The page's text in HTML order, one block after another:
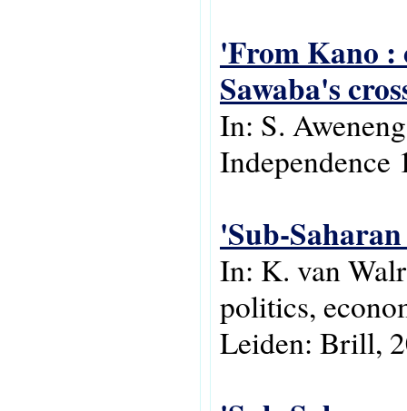
'From Kano :
Sawaba's
In: S.
Independence
'Sub-
In: K. van
politics,
Leiden: Brill,